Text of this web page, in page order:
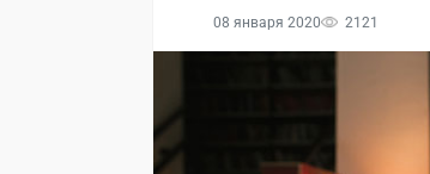
08 января 2020 2121